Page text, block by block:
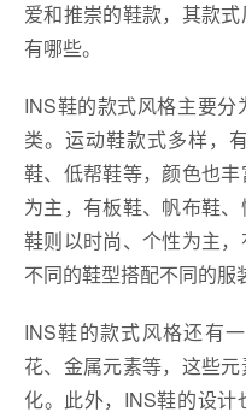
爱和推崇的鞋款，其款
有哪些。
INS鞋的款式风格主要
类。运动鞋款式多样，
鞋、低帮鞋等，颜色也
为主，有板鞋、帆布鞋
鞋则以时尚、个性为主，
不同的鞋型搭配不同的服
INS鞋的款式风格还有
花、金属元素等，这些
化。此外，INS鞋的设